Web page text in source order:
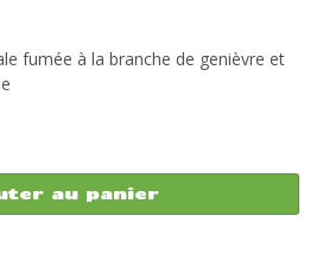
fumée à la branche de genièvre et
au panier